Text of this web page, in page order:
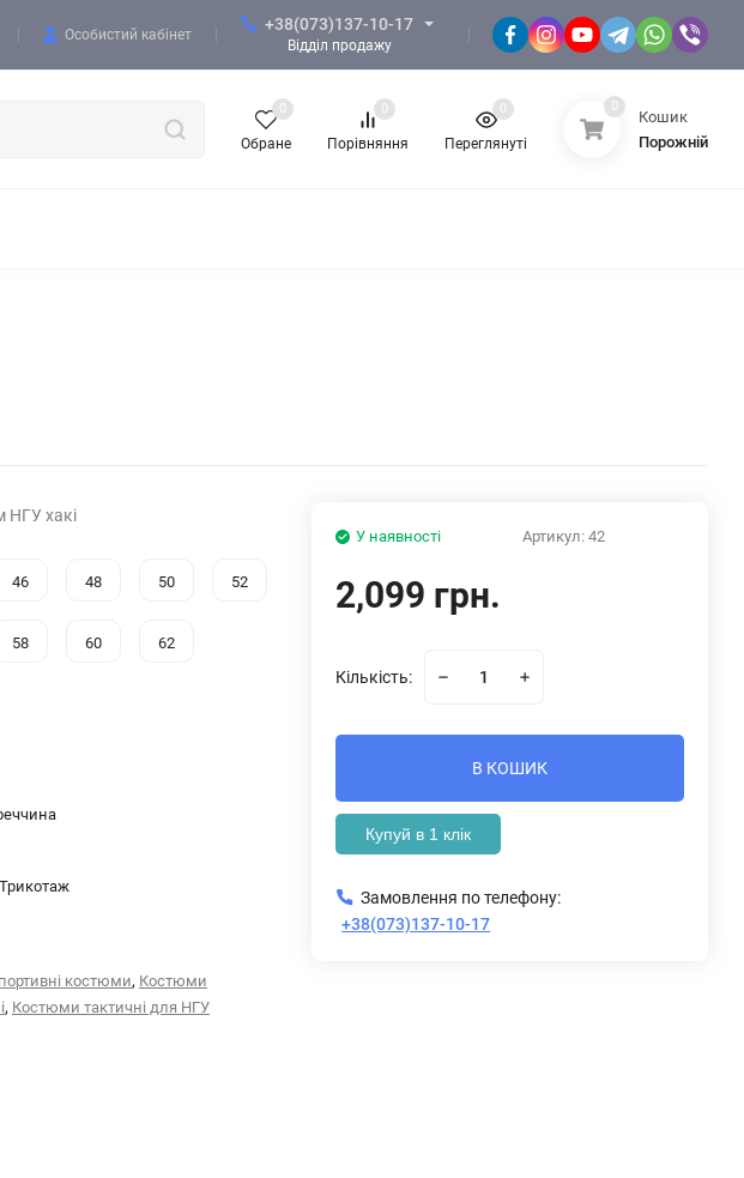
Особистий кабінет
+38(073)137-10-17
Відділ продажу
Обране
0
Порівняння
0
Переглянуті
0 0
Кошик
Порожній
НГУ хакі
46 48 50 52
58 60 62
Трикотаж
костюми, Костюми
, Костюми тактичні для НГУ
Артикул: 42
У наявності
2,099 грн.
Кількість:
В КОШИК
Купуй в 1 клік
Замовлення по телефону:
+38(073)137-10-17